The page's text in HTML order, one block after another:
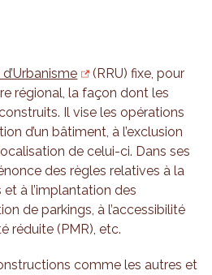
(RRU) fixe, pour
régional, la façon dont les
Il vise les opérations
d’un bâtiment, à l’exclusion
de celui-ci. Dans ses
des règles relatives à la
à l’implantation des
de parkings, à l’accessibilité
réduite (PMR), etc.
comme les autres et